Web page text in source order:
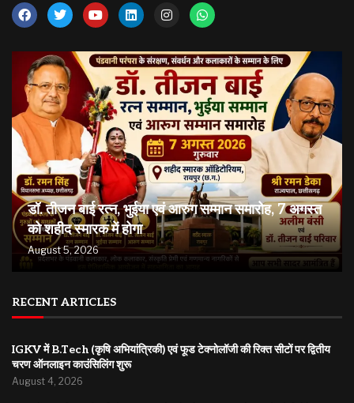
डॉ. तीजन बाई रत्न, भुईया एवं आरुग सम्मान समारोह, 7 अगस्त
को शहीद स्मारक में होगा
August 5, 2026
RECENT ARTICLES
IGKV में B.Tech (कृषि अभियांत्रिकी) एवं फूड टेक्नोलॉजी की रिक्त सीटों पर द्वितीय
चरण ऑनलाइन काउंसिलिंग शुरू
August 4, 2026